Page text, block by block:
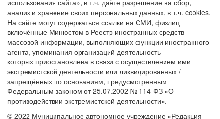
использования сайта», в т.ч. даёте разрешение на сбор,
анализ и хранение своих персональных данных, в т.ч. cookies.
На сайте могут содержаться ссылки на СМИ, физлиц
включённые Минюстом в Реестр иностранных средств
массовой информации, выполняющих функции иностранного
агента, упоминания организаций деятельность
которых приостановлена в связи с осуществлением ими
экстремистской деятельности или ликвидированных /
запрещённых по основаниям, предусмотренным
Федеральным законом от 25.07.2002 № 114-ФЗ «О
противодействии экстремистской деятельности».
© 2022 Муниципальное автономное учреждение «Редакция